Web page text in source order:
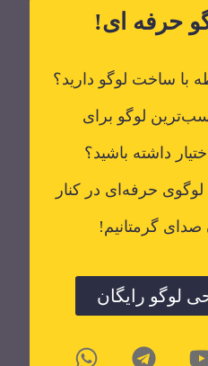
حرفه ای!
با ساخت لوگو دارید؟
لوگو برای
داشته باشید؟
لوگوی حرفه‌ای در کنار
گرمتانیم!
لوگو رایگان